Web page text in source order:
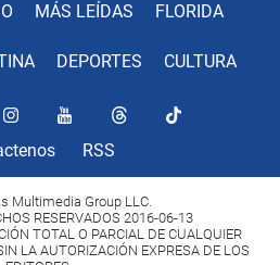
MÁS LEÍDAS FLORIDA
DEPORTES CULTURA
RSS
Multimedia Group LLC.
RESERVADOS 2016-06-13
TOTAL O PARCIAL DE CUALQUIER
LA AUTORIZACIÓN EXPRESA DE LOS